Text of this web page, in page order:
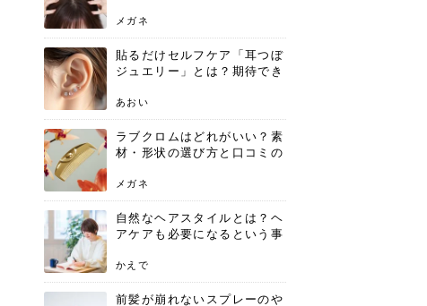
メガネ
貼るだけセルフケア「耳つぼ
ジュエリー」とは？期待でき
あおい
ラブクロムはどれがいい？素
材・形状の選び方と口コミの
メガネ
自然なヘアスタイルとは？ヘ
アケアも必要になるという事
かえで
前髪が崩れないスプレーのや